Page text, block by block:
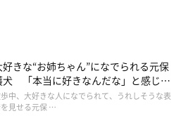
好きな“お姉ちゃん”になでられる元保
犬 「本当に好きなんだな」と感じる
情にほっこり
中、大好きな人になでられて、うれしそうな表
見せる元保 …